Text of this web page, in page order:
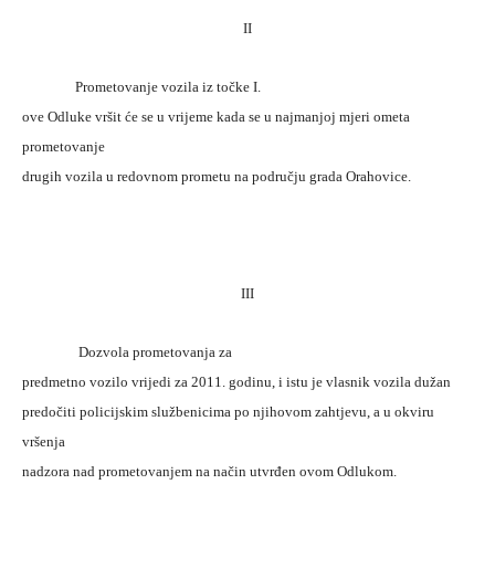
II
Prometovanje vozila iz točke I.
ove Odluke vršit će se u vrijeme kada se u najmanjoj mjeri ometa
prometovanje
drugih vozila u redovnom prometu na području grada Orahovice.
III
Dozvola prometovanja za
predmetno vozilo vrijedi za 2011. godinu, i istu je vlasnik vozila dužan
predočiti policijskim službenicima po njihovom zahtjevu, a u okviru
vršenja
nadzora nad prometovanjem na način utvrđen ovom Odlukom.